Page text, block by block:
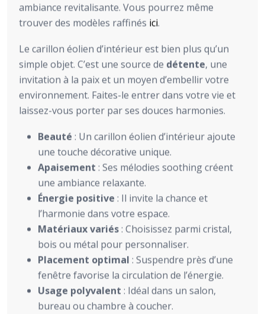
ambiance revitalisante. Vous pourrez même
trouver des modèles raffinés ici.
Le carillon éolien d’intérieur est bien plus qu’un
simple objet. C’est une source de détente, une
invitation à la paix et un moyen d’embellir votre
environnement. Faites-le entrer dans votre vie et
laissez-vous porter par ses douces harmonies.
Beauté : Un carillon éolien d’intérieur ajoute
une touche décorative unique.
Apaisement : Ses mélodies soothing créent
une ambiance relaxante.
Énergie positive : Il invite la chance et
l’harmonie dans votre espace.
Matériaux variés: Choisissez parmi cristal,
bois ou métal pour personnaliser.
Placement optimal : Suspendre près d’une
fenêtre favorise la circulation de l’énergie.
Usage polyvalent : Idéal dans un salon,
bureau ou chambre à coucher.